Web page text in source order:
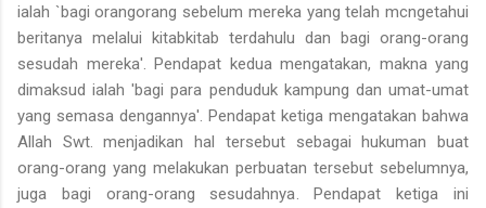
ialah `bagi orang­orang sebelum mereka yang telah mcngetahui
beritanya melalui kitab­kitab terdahulu dan bagi orang-orang
sesudah mereka'. Pendapat ke­dua mengatakan, makna yang
dimaksud ialah 'bagi para penduduk kampung dan umat-umat
yang semasa dengannya'. Pendapat ketiga mengatakan bahwa
Allah Swt. menjadikan hal tersebut sebagai hu­kuman buat
orang-orang yang melakukan perbuatan tersebut sebelum­nya,
juga bagi orang-orang sesudahnya. Pendapat ketiga ini